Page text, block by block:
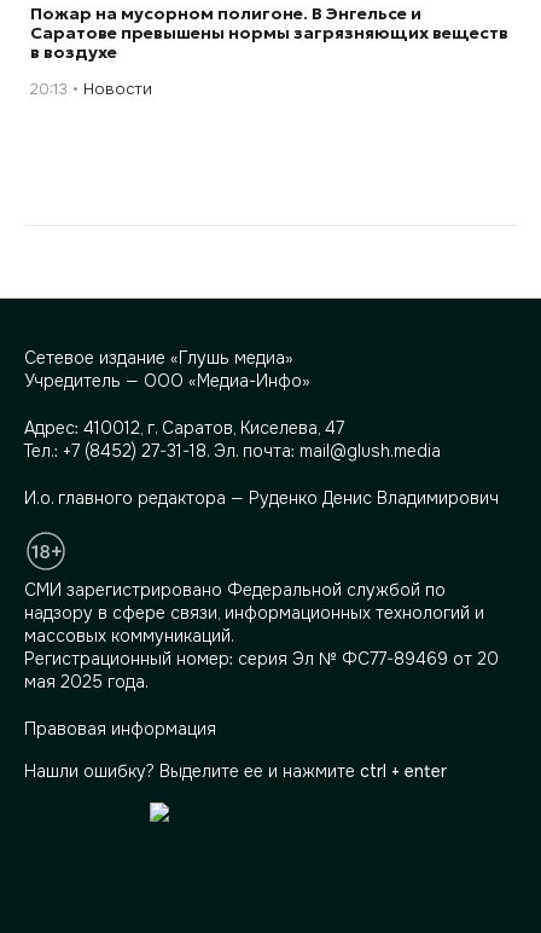
Пожар на мусорном полигоне. В Энгельсе и
Саратове превышены нормы загрязняющих веществ
в воздухе
20:13 Новости
Сетевое издание «Глушь медиа»
Учредитель — ООО «Медиа-Инфо»
Адрес: 410012, г. Саратов, Киселева, 47
Тел.: +7 (8452) 27-31-18. Эл. почта: mail@glush.media
И.о. главного редактора — Руденко Денис Владимирович
СМИ зарегистрировано Федеральной службой по
надзору в сфере связи, информационных технологий и
массовых коммуникаций.
Регистрационный номер: серия Эл № ФС77-89469 от 20
мая 2025 года.
Правовая информация
Нашли ошибку? Выделите ее и нажмите ctrl + enter